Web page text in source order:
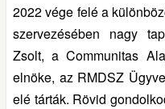
2022 vége felé a
szervezésében nagy
Zsolt, a Communitas
elnöke, az RMDSZ
elé tárták. Rövid